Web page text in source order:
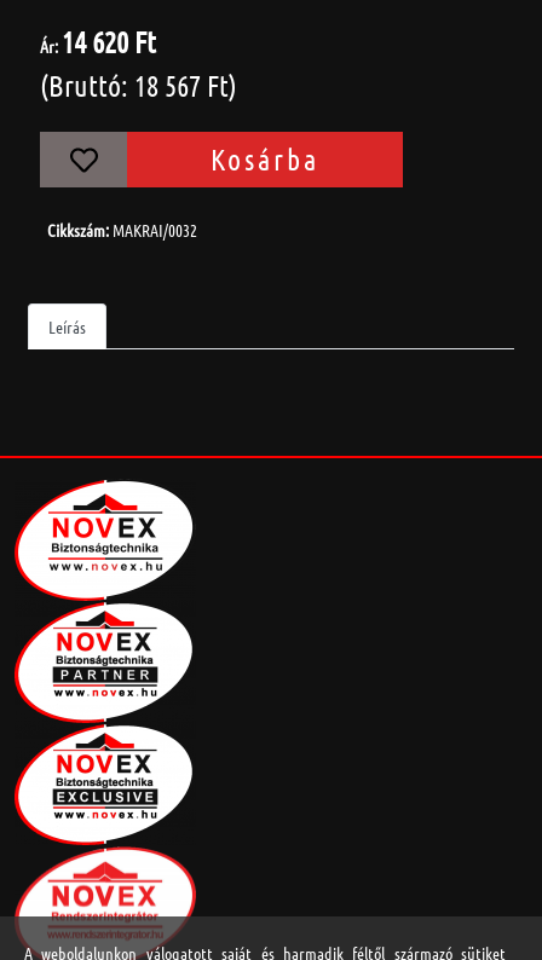
Ár: 14 620 Ft
(Bruttó: 18 567 Ft)
Kosárba
Cikkszám: MAKRAI/0032
Leírás
A weboldalunkon válogatott saját és harmadik féltől származó sütiket